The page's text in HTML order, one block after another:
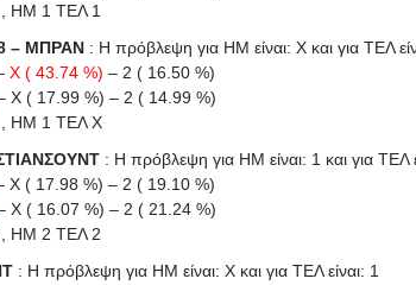
, ΗΜ 1 ΤΕΛ 1
– ΜΠΡΑΝ : Η πρόβλεψη για HΜ είναι: X και για ΤΕΛ
X ( 43.74 %) – 2 ( 16.50 %)
X ( 17.99 %) – 2 ( 14.99 %)
, ΗΜ 1 ΤΕΛ X
: Η πρόβλεψη για HΜ είναι: 1 και για ΤΕΛ
X ( 17.98 %) – 2 ( 19.10 %)
X ( 16.07 %) – 2 ( 21.24 %)
, ΗΜ 2 ΤΕΛ 2
: Η πρόβλεψη για HΜ είναι: X και για ΤΕΛ είναι: 1